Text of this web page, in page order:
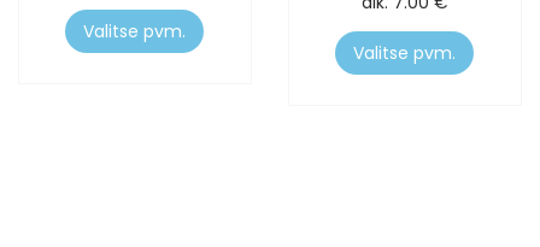
Valitse pvm.
Valitse pvm.